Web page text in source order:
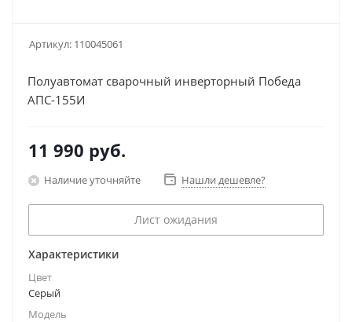
Артикул: 110045061
Полуавтомат сварочный инверторный Победа
АПС-155И
11 990 руб.
Наличие уточняйте Нашли дешевле?
Лист ожидания
Характеристики
Цвет
Серый
Модель